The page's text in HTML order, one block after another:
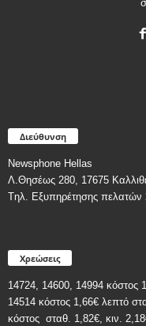
Διεύθυνση
Newsphone Hellas
Λ.Θησέως 280, 17675
Tηλ. Εξυπηρέτησης πελατών
Χρεώσεις
14724, 14600, 14994 κόστος
14514 κόστος 1,66€ λεπτό
κόστος σταθ. 1,82€, κιν.